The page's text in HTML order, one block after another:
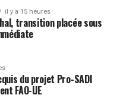
il y a 15 heures
transition placée sous
du projet Pro-SADI
FAO-UE